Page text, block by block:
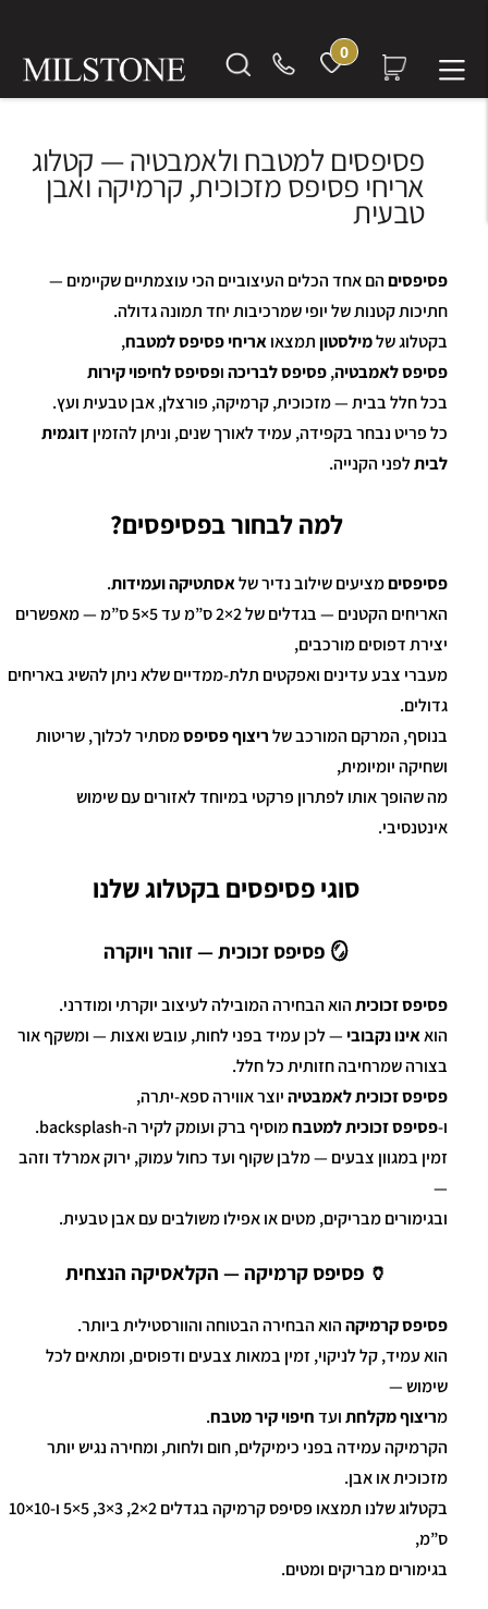
0
פסיפסים למטבח ולאמבטיה — קטלוג
אריחי פסיפס מזכוכית, קרמיקה ואבן
טבעית
פסיפסיםהם אחד הכלים העיצוביים הכי עוצמתיים שקיימים —
חתיכות קטנות של יופי שמרכיבות יחד תמונה גדולה.
בקטלוג שלמילסטוןתמצאואריחי פסיפס למטבח,
פסיפס לאמבטיה,פסיפס לבריכהופסיפס לחיפוי קירות
בכל חלל בבית — מזכוכית, קרמיקה, פורצלן, אבן טבעית ועץ.
כל פריט נבחר בקפידה, עמיד לאורך שנים, וניתן להזמין דוגמית
לביתלפני הקנייה.
למה לבחור בפסיפסים?
פסיפסיםמציעים שילוב נדיר שלאסתטיקה ועמידות.
האריחים הקטנים — בגדלים של 2×2 ס”מ עד 5×5 ס”מ — מאפשרים
יצירת דפוסים מורכבים,
מעברי צבע עדינים ואפקטים תלת-ממדיים שלא ניתן להשיג באריחים
גדולים.
בנוסף, המרקם המורכב שלריצוף פסיפסמסתיר לכלוך, שריטות
ושחיקה יומיומית,
מה שהופך אותו לפתרון פרקטי במיוחד לאזורים עם שימוש
אינטנסיבי.
סוגי פסיפסים בקטלוג שלנו
🪞 פסיפס זכוכית — זוהר ויוקרה
פסיפס זכוכיתהוא הבחירה המובילה לעיצוב יוקרתי ומודרני.
הואאינו נקבובי— לכן עמיד בפני לחות, עובש ואצות — ומשקף אור
בצורה שמרחיבה חזותית כל חלל.
פסיפס זכוכית לאמבטיהיוצר אווירה ספא-יתרה,
ו-פסיפס זכוכית למטבחמוסיף ברק ועומק לקיר ה-backsplash.
זמין במגוון צבעים — מלבן שקוף ועד כחול עמוק, ירוק אמרלד וזהב
—
ובגימורים מבריקים, מטים או אפילו משולבים עם אבן טבעית.
🏺 פסיפס קרמיקה — הקלאסיקה הנצחית
פסיפס קרמיקההוא הבחירה הבטוחה והוורסטילית ביותר.
הוא עמיד, קל לניקוי, זמין במאות צבעים ודפוסים, ומתאים לכל
שימוש —
מריצוף מקלחתועדחיפוי קיר מטבח.
הקרמיקה עמידה בפני כימיקלים, חום ולחות, ומחירה נגיש יותר
מזכוכית או אבן.
בקטלוג שלנו תמצאו פסיפס קרמיקה בגדלים 2×2, 3×3, 5×5 ו-10×10
ס”מ,
בגימורים מבריקים ומטים.